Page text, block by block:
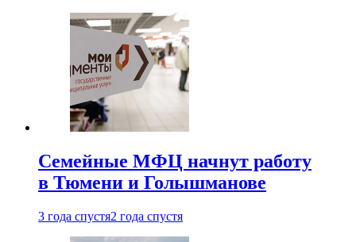
Семейные МФЦ начнут работу
в Тюмени и Голышманове
3 года спустя2 года спустя